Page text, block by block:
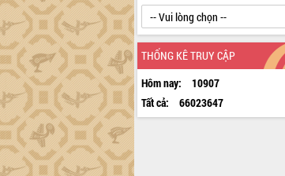
THỐNG KÊ TRUY CẬP
Hôm nay:
10907
Tất cả:
66023647